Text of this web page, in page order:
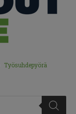
Työsuhdepyörä